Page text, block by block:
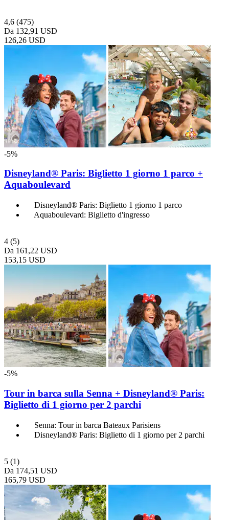
4,6 (475)
Da 132,91 USD
126,26 USD
-5%
Disneyland® Paris: Biglietto 1 giorno 1 parco +
Aquaboulevard
Disneyland® Paris: Biglietto 1 giorno 1 parco
Aquaboulevard: Biglietto d'ingresso
4 (5)
Da 161,22 USD
153,15 USD
-5%
Tour in barca sulla Senna + Disneyland® Paris:
Biglietto di 1 giorno per 2 parchi
Senna: Tour in barca Bateaux Parisiens
Disneyland® Paris: Biglietto di 1 giorno per 2 parchi
5 (1)
Da 174,51 USD
165,79 USD